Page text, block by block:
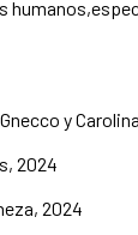
y
2024
2024